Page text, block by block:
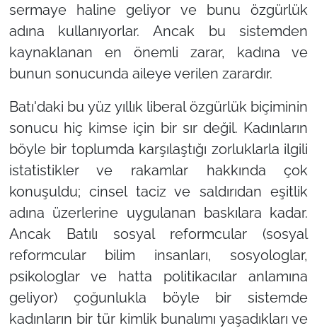
sermaye haline geliyor ve bunu özgürlük
adına kullanıyorlar. Ancak bu sistemden
kaynaklanan en önemli zarar, kadına ve
bunun sonucunda aileye verilen zarardır.
Batı'daki bu yüz yıllık liberal özgürlük biçiminin
sonucu hiç kimse için bir sır değil. Kadınların
böyle bir toplumda karşılaştığı zorluklarla ilgili
istatistikler ve rakamlar hakkında çok
konuşuldu; cinsel taciz ve saldırıdan eşitlik
adına üzerlerine uygulanan baskılara kadar.
Ancak Batılı sosyal reformcular (sosyal
reformcular bilim insanları, sosyologlar,
psikologlar ve hatta politikacılar anlamına
geliyor) çoğunlukla böyle bir sistemde
kadınların bir tür kimlik bunalımı yaşadıkları ve